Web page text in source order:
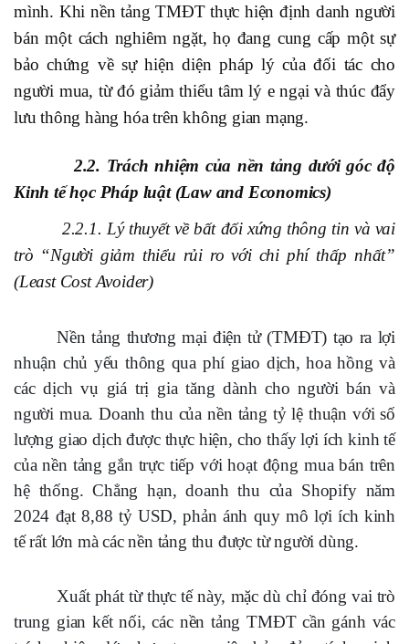
mình. Khi nền tảng TMĐT thực hiện định danh người
bán một cách nghiêm ngặt, họ đang cung cấp một sự
bảo chứng về sự hiện diện pháp lý của đối tác cho
người mua, từ đó giảm thiểu tâm lý e ngại và thúc đẩy
lưu thông hàng hóa trên không gian mạng.
2.2. Trách nhiệm của nền tảng dưới góc độ
Kinh tế học Pháp luật (Law and Economics)
2.2.1. Lý thuyết về bất đối xứng thông tin và vai
trò “Người giảm thiểu rủi ro với chi phí thấp nhất”
(Least Cost Avoider)
Nền tảng thương mại điện tử (TMĐT) tạo ra lợi
nhuận chủ yếu thông qua phí giao dịch, hoa hồng và
các dịch vụ giá trị gia tăng dành cho người bán và
người mua. Doanh thu của nền tảng tỷ lệ thuận với số
lượng giao dịch được thực hiện, cho thấy lợi ích kinh tế
của nền tảng gắn trực tiếp với hoạt động mua bán trên
hệ thống. Chẳng hạn, doanh thu của Shopify năm
2024 đạt 8,88 tỷ USD, phản ánh quy mô lợi ích kinh
tế rất lớn mà các nền tảng thu được từ người dùng.
Xuất phát từ thực tế này, mặc dù chỉ đóng vai trò
trung gian kết nối, các nền tảng TMĐT cần gánh vác